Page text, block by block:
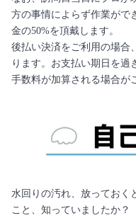
方の事情によらず作業がで
金の50%を頂戴します。
後払い決済をご利用の場合
ります。お支払い期日を過
手数料が加算される場合が
水回りの汚れ、放っておく
こと、知っていましたか？